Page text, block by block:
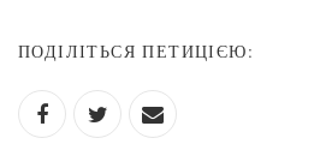
ПОДІЛІТЬСЯ ПЕТИЦІЄЮ: